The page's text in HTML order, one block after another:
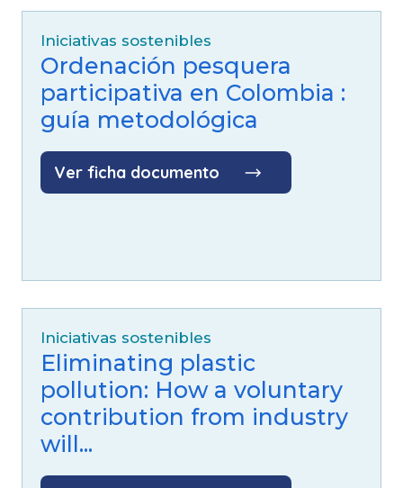
Iniciativas sostenibles
Ordenación pesquera
participativa en Colombia :
guía metodológica
Ver ficha documento
Iniciativas sostenibles
Eliminating plastic
pollution: How a voluntary
contribution from industry
will...